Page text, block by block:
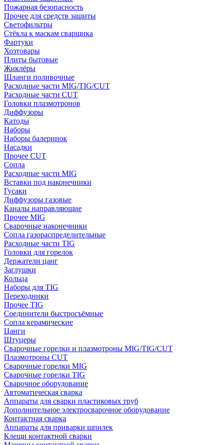
Пожарная безопасность
Прочее для средств защиты
Светофильтры
Стёкла к маскам сварщика
Фартуки
Хозтовары
Плиты бытовые
Жиклёры
Шланги поливочные
Расходные части MIG/TIG/CUT
Расходные части CUT
Головки плазмотронов
Диффузоры
Катоды
Наборы
Наборы балеринок
Насадки
Прочее CUT
Сопла
Расходные части MIG
Вставки под наконечники
Гусаки
Диффузоры газовые
Каналы направляющие
Прочее MIG
Сварочные наконечники
Сопла газораспределительные
Расходные части TIG
Головки для горелок
Держатели цанг
Заглушки
Кольца
Наборы для TIG
Переходники
Прочее TIG
Соединители быстросъёмные
Сопла керамические
Цанги
Штуцеры
Сварочные горелки и плазмотроны MIG/TIG/CUT
Плазмотроны CUT
Сварочные горелки MIG
Сварочные горелки TIG
Сварочное оборудование
Автоматическая сварка
Аппараты для сварки пластиковых труб
Дополнительное электросварочное оборудование
Контактная сварка
Аппараты для приварки шпилек
Клещи контактной сварки